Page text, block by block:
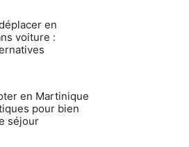
en
voiture :
en Martinique
pour bien
séjour